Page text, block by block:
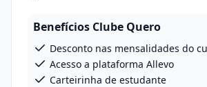
Benefícios Clube Quero
Desconto nas mensalidades do
Acesso a plataforma Allevo
Carteirinha de estudante